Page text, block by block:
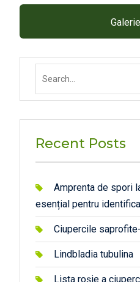
Recent Posts
Amprenta de spori
esențial pentru
Ciupercile
Lindbladia tubulina
Lista roșie a